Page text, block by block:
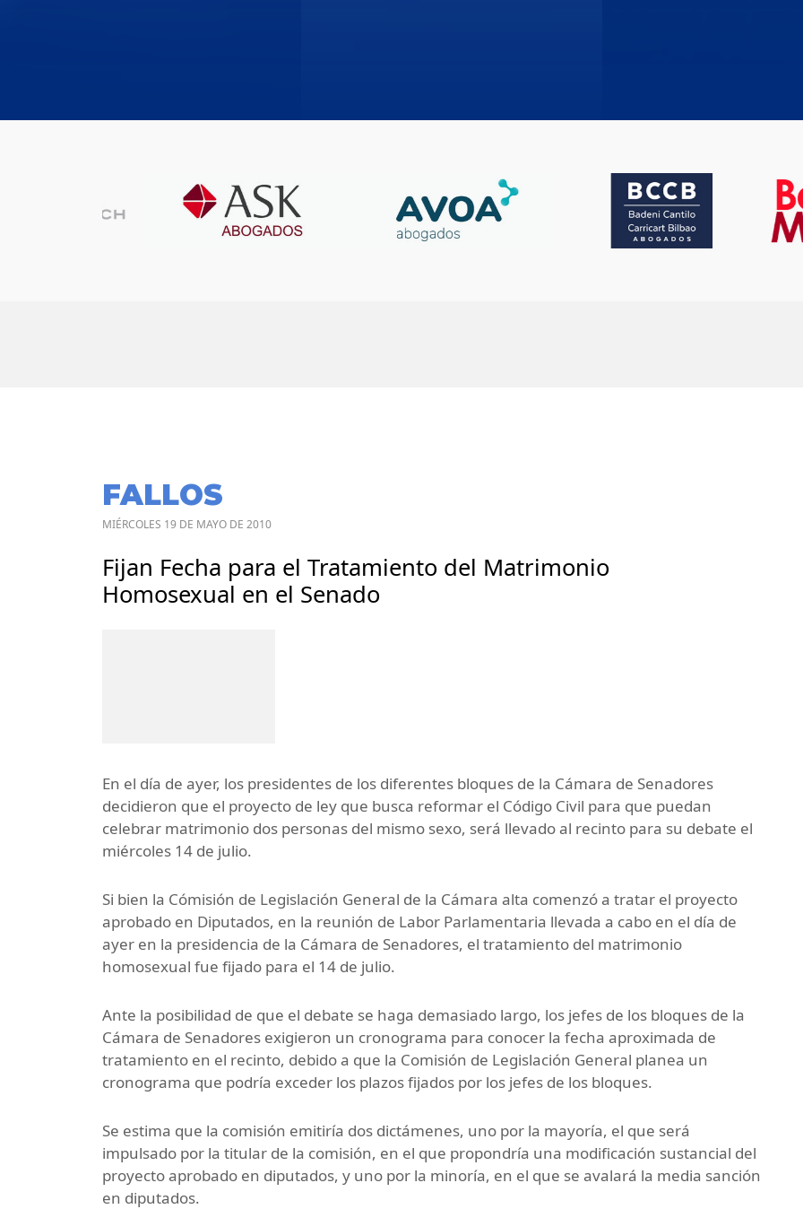
FALLOS
MIÉRCOLES 19 DE MAYO DE 2010
Fijan Fecha para el Tratamiento del Matrimonio
Homosexual en el Senado
En el día de ayer, los presidentes de los diferentes bloques de la Cámara de Senadores
decidieron que el proyecto de ley que busca reformar el Código Civil para que puedan
celebrar matrimonio dos personas del mismo sexo, será llevado al recinto para su debate el
miércoles 14 de julio.
Si bien la Cómisión de Legislación General de la Cámara alta comenzó a tratar el proyecto
aprobado en Diputados, en la reunión de Labor Parlamentaria llevada a cabo en el día de
ayer en la presidencia de la Cámara de Senadores, el tratamiento del matrimonio
homosexual fue fijado para el 14 de julio.
Ante la posibilidad de que el debate se haga demasiado largo, los jefes de los bloques de la
Cámara de Senadores exigieron un cronograma para conocer la fecha aproximada de
tratamiento en el recinto, debido a que la Comisión de Legislación General planea un
cronograma que podría exceder los plazos fijados por los jefes de los bloques.
Se estima que la comisión emitiría dos dictámenes, uno por la mayoría, el que será
impulsado por la titular de la comisión, en el que propondría una modificación sustancial del
proyecto aprobado en diputados, y uno por la minoría, en el que se avalará la media sanción
en diputados.